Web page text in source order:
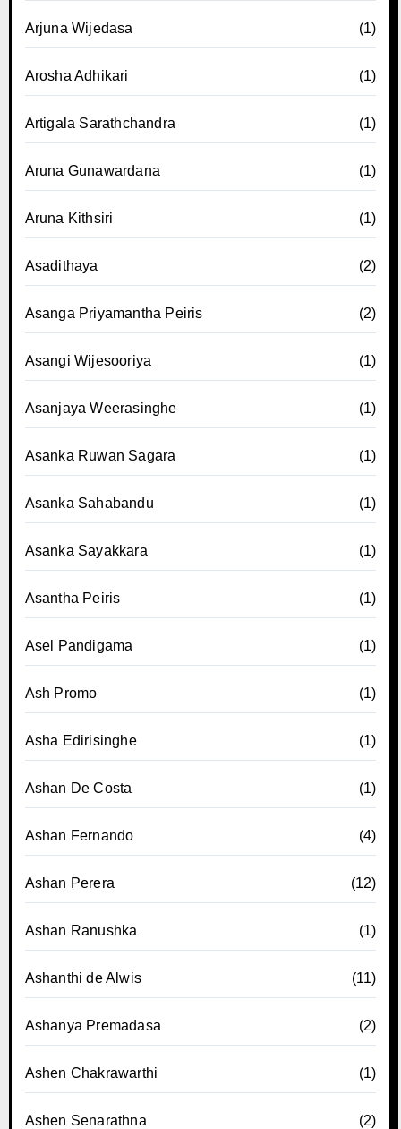
Arjuna Wijedasa (1)
Arosha Adhikari (1)
Artigala Sarathchandra (1)
Aruna Gunawardana (1)
Aruna Kithsiri (1)
Asadithaya (2)
Asanga Priyamantha Peiris (2)
Asangi Wijesooriya (1)
Asanjaya Weerasinghe (1)
Asanka Ruwan Sagara (1)
Asanka Sahabandu (1)
Asanka Sayakkara (1)
Asantha Peiris (1)
Asel Pandigama (1)
Ash Promo (1)
Asha Edirisinghe (1)
Ashan De Costa (1)
Ashan Fernando (4)
Ashan Perera (12)
Ashan Ranushka (1)
Ashanthi de Alwis (11)
Ashanya Premadasa (2)
Ashen Chakrawarthi (1)
Ashen Senarathna (2)